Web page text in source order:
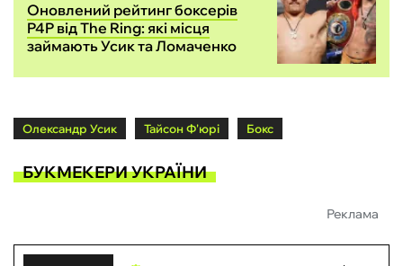
Оновлений рейтинг боксерів
P4P від The Ring: які місця
займають Усик та Ломаченко
Олександр Усик Тайсон Ф'юрі Бокс
БУКМЕКЕРИ УКРАЇНИ
Реклама